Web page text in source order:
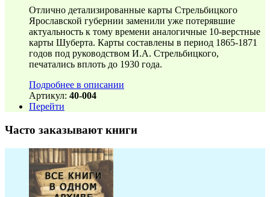
Отлично детализированные карты Стрельбицкого
Ярославской губернии заменили уже потерявшие
актуальность к тому времени аналогичные 10-верстные
карты Шуберта. Карты составлены в период 1865-1871
годов под руководством И.А. Стрельбицкого,
печатались вплоть до 1930 года.
Подробнее в описании
Артикул: 40-004
Перейти
Часто заказывают книги